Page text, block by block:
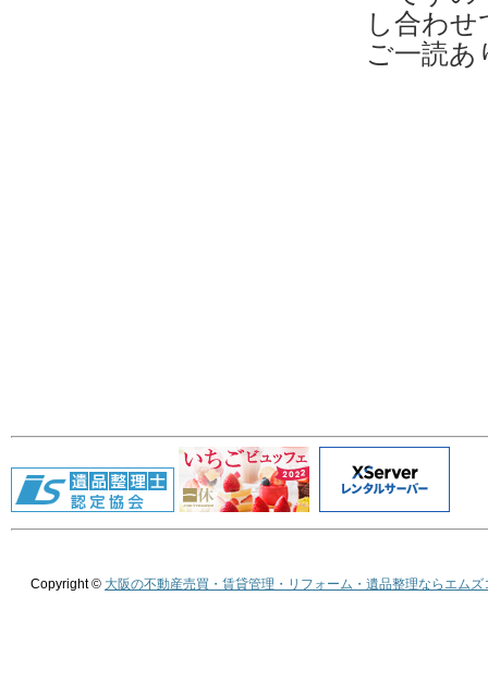
し合わ
ご一読
Copyright © 大阪の不動産売買・賃貸管理・リフォーム・遺品整理ならエム